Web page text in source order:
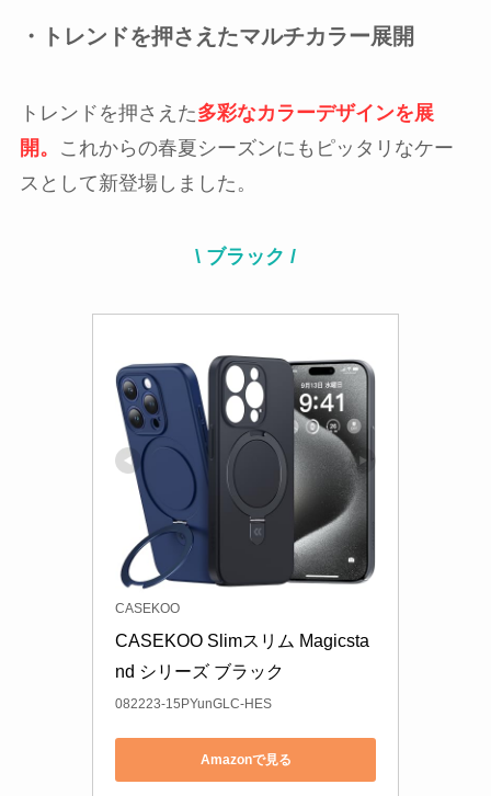
・トレンドを押さえたマルチカラー展開
トレンドを押さえた多彩なカラーデザインを展
開。
これからの春夏シーズンにもピッタリなケー
スとして新登場しました。
\ ブラック /
CASEKOO
CASEKOO Slimスリム Magicsta
nd シリーズ ブラック
082223-15PYunGLC-HES
Amazonで見る